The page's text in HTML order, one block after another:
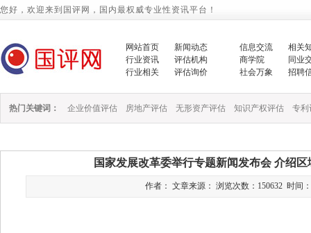
您好，欢迎来到国评网，国内最权威专业性资讯平台！
网站首页
新闻动态
行业资讯
评估机构
行业相关
评估询价
信息交流
相关
商学院
同业
社会万象
招聘
热门关键词： 企业价值评估 房地产评估 无形资产评估 知识产权评估 专利
国家发展改革委举行专题新闻发布会 介绍
作者： 文章来源： 浏览次数：150632 时间